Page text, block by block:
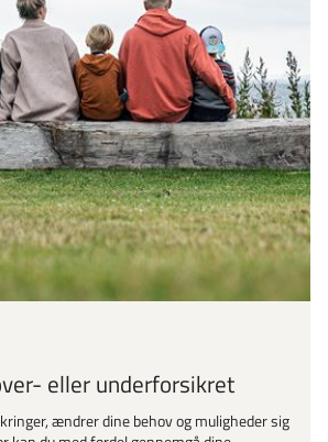
eller underforsikret
ændrer dine behov og muligheder sig